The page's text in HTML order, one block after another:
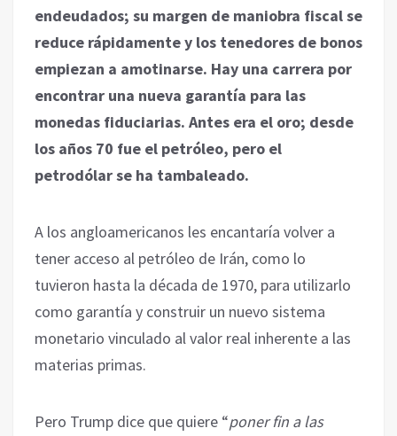
endeudados; su margen de maniobra fiscal se
reduce rápidamente y los tenedores de bonos
empiezan a amotinarse. Hay una carrera por
encontrar una nueva garantía para las
monedas fiduciarias. Antes era el oro; desde
los años 70 fue el petróleo, pero el
petrodólar se ha tambaleado.
A los angloamericanos les encantaría volver a
tener acceso al petróleo de Irán, como lo
tuvieron hasta la década de 1970, para utilizarlo
como garantía y construir un nuevo sistema
monetario vinculado al valor real inherente a las
materias primas.
Pero Trump dice que quiere “poner fin a las